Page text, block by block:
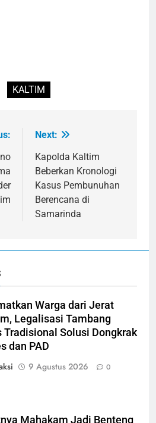
KALTIM
Next:
Kapolda Kaltim
Beberkan Kronologi
Kasus Pembunuhan
Berencana di
Samarinda
Warga dari Jerat
Legalisasi Tambang
Tradisional Solusi Dongkrak
dan PAD
9 Agustus 2026 0
Mahakam Jadi Benteng